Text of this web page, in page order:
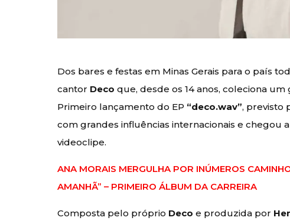
Dos bares e festas em Minas Gerais para o país
cantor Deco que, desde os 14 anos, coleciona
Primeiro lançamento do EP “deco.wav”, previsto
com grandes influências internacionais e chegou
videoclipe.
ANA MORAIS MERGULHA POR INÚMEROS
AMANHÃ” – PRIMEIRO ÁLBUM DA CARREIRA
Composta pelo próprio Decoe produzida por